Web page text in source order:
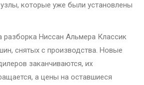
которые уже были установлены
разборка Ниссан Альмера Классик
снятых с производства. Новые
заканчиваются, их
а цены на оставшиеся